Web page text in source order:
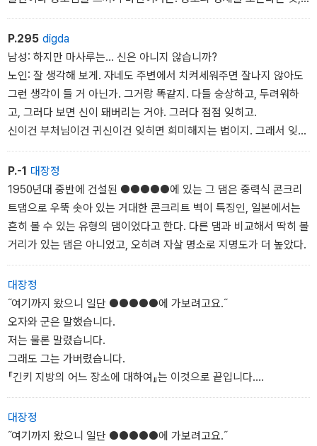
그 자체가 공포를 키우니까. 그 막연한 공포감을 공유하기 위해춤추
는 인체 모형이라는 엉터리 공통 인식을 만들어 내는 거야.
P.295 digda
남성: 하지만 마사루는... 신은 아니지 않습니까?
노인: 잘 생각해 보게. 자네도 주변에서 치켜세워주면 잘나지 않아도
그런 생각이 들 거 아닌가. 그거랑 똑같지. 다들 숭상하고, 두려워하
고, 그러다 보면 신이 돼버리는 거야. 그러다 점점 잊히고.
신이건 부처님이건 귀신이건 잊히면 희미해지는 법이지. 그래서 잊힐
것 같으면 나쁜 짓을 해서 자신의 존재를 알리는 거야.
P.-1 대장정
1950년대 중반에 건설된 ●●●●●에 있는 그 댐은 중력식 콘크리
트댐으로 우뚝 솟아 있는 거대한 콘크리트 벽이 특징인, 일본에서는
흔히 볼 수 있는 유형의 댐이었다고 한다. 다른 댐과 비교해서 딱히 볼
거리가 있는 댐은 아니었고, 오히려 자살 명소로 지명도가 더 높았다.
대장정
˝여기까지 왔으니 일단 ●●●●●에 가보려고요.˝
오자와 군은 말했습니다.
저는 물론 말렸습니다.
그래도 그는 가버렸습니다.
『긴키 지방의 어느 장소에 대하여』는 이것으로 끝입니다.
오자와 군을 찾고 있습니다.
정보가 있으신 분은 연락 부탁드립니다.
대장정
˝여기까지 왔으니 일단 ●●●●●에 가보려고요.˝